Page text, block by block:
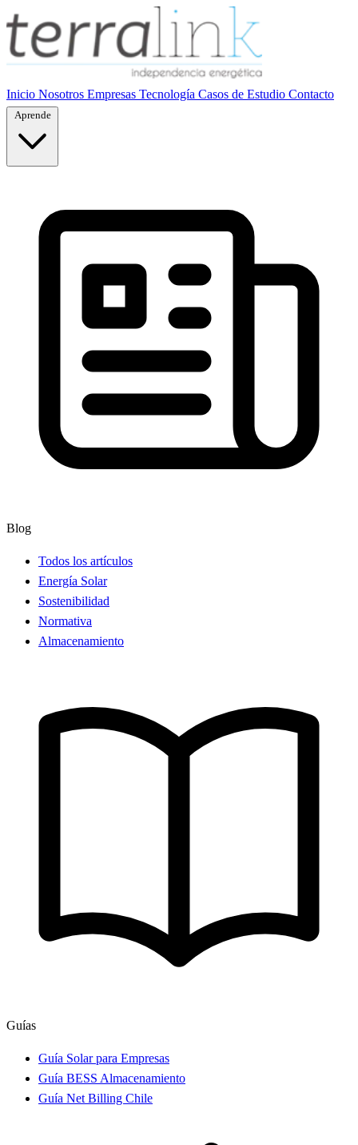
Inicio Nosotros Empresas Tecnología Casos de Estudio Contacto
Aprende
Blog
Todos los artículos
Energía Solar
Sostenibilidad
Normativa
Almacenamiento
Guías
Guía Solar para Empresas
Guía BESS Almacenamiento
Guía Net Billing Chile